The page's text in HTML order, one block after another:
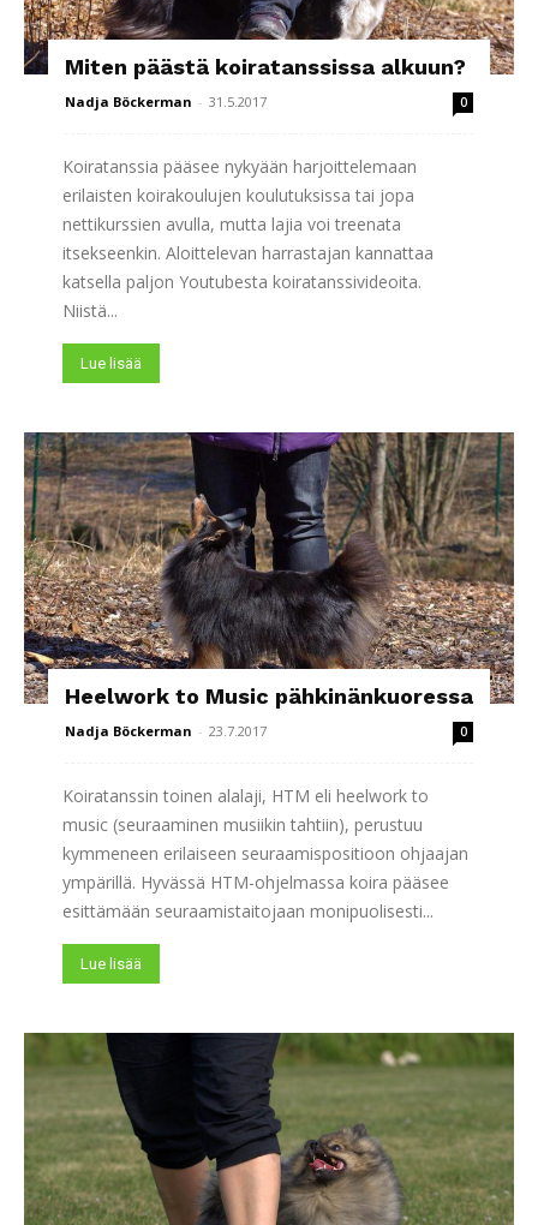
Miten päästä koiratanssissa alkuun?
Nadja Böckerman - 31.5.2017 0
Koiratanssia pääsee nykyään harjoittelemaan
erilaisten koirakoulujen koulutuksissa tai jopa
nettikurssien avulla, mutta lajia voi treenata
itsekseenkin. Aloittelevan harrastajan kannattaa
katsella paljon Youtubesta koiratanssivideoita.
Niistä...
Lue lisää
Heelwork to Music pähkinänkuoressa
Nadja Böckerman - 23.7.2017 0
Koiratanssin toinen alalaji, HTM eli heelwork to
music (seuraaminen musiikin tahtiin), perustuu
kymmeneen erilaiseen seuraamispositioon ohjaajan
ympärillä. Hyvässä HTM-ohjelmassa koira pääsee
esittämään seuraamistaitojaan monipuolisesti...
Lue lisää